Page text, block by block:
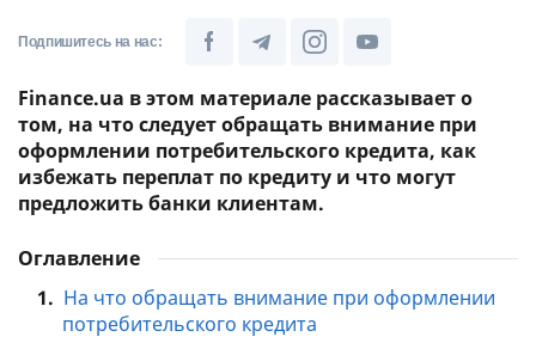
Подпишитесь на нас:
Finance.ua в этом материале рассказывает о
том, на что следует обращать внимание при
оформлении потребительского кредита, как
избежать переплат по кредиту и что могут
предложить банки клиентам.
Оглавление
1. На что обращать внимание при оформлении
потребительского кредита